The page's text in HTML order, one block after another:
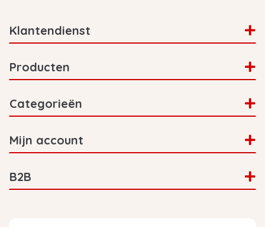
Klantendienst
Producten
Categorieën
Mijn account
B2B